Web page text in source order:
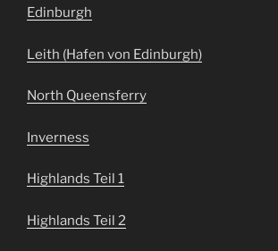
Edinburgh
Leith (Hafen von Edinburgh)
North Queensferry
Inverness
Highlands Teil 1
Highlands Teil 2